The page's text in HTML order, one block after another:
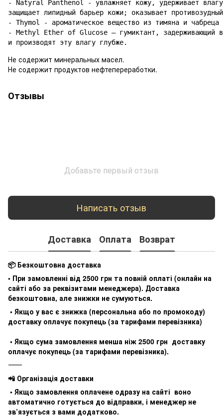
- Natyral Panthenol - увлажняет кожу, удерживает
защищает липидный барьер кожи; оказывает
- Thymol - ароматическое вещество из тимяна и чабреца
- Methyl Ether of Glucose – гумиктант, задерживающий
и производят эту влагу глубже.
Не содержит минеральных масел.
Не содержит продуктов нефтепереработки.
Отзывы
Добавьте первый отзыв
Написать отзыв
Доставка Оплата Возврат
📦 Безкоштовна доставка
• При замовленні від 2500 грн та повній оплаті (онлайн на
сайті або за реквізитами менеджера). Доставка
безкоштовна, але знижки не сумуються.
• Якщо у вас є знижка (персональна або по промокоду)
доставку оплачує покупець (за тарифами перевізника)
• Якщо сума замовлення менша ніж 2500 грн доставку
оплачує покупець (за тарифами перевізника).
⸻
📲 Організація доставки
• Якщо замовлення оплачене одразу на сайті воно
автоматично готується до відправки, і менеджер не
зв’язується з вами додатково.